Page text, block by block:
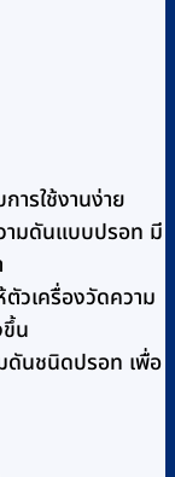
รใช้งานง่าย
ามดันแบบปรอท มี
วเครื่องวัดความ
น
ดันชนิดปรอท เพื่อ